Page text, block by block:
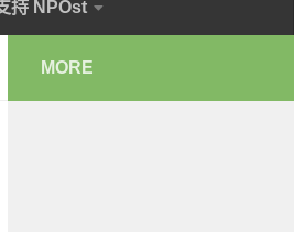
持 NPOst
MORE